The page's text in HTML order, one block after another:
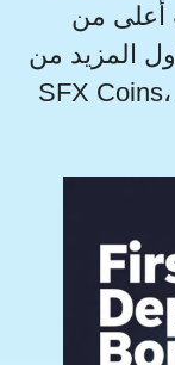
أعلى من
المزيد من
SFX Coins، كلما حصل على مكافآت استرداد